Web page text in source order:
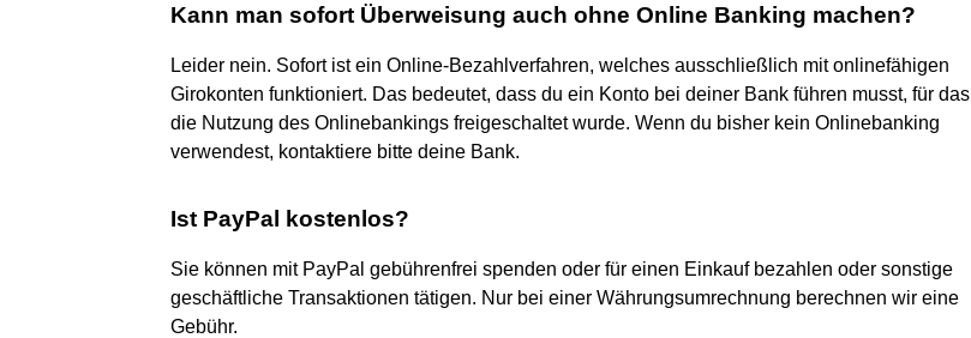
Kann man sofort Überweisung auch ohne Online Banking machen?
Leider nein. Sofort ist ein Online-Bezahlverfahren, welches ausschließlich mit onlinefähigen
Girokonten funktioniert. Das bedeutet, dass du ein Konto bei deiner Bank führen musst, für das
die Nutzung des Onlinebankings freigeschaltet wurde. Wenn du bisher kein Onlinebanking
verwendest, kontaktiere bitte deine Bank.
Ist PayPal kostenlos?
Sie können mit PayPal gebührenfrei spenden oder für einen Einkauf bezahlen oder sonstige
geschäftliche Transaktionen tätigen. Nur bei einer Währungsumrechnung berechnen wir eine
Gebühr.